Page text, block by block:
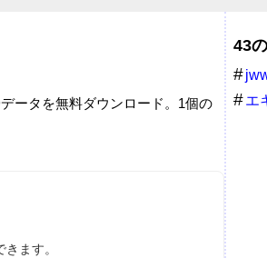
ータを無料ダウンロード。1個の
ます。
43
エ